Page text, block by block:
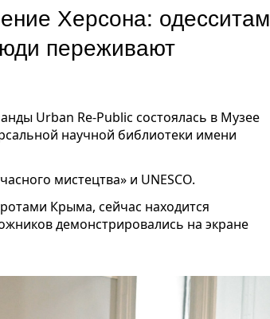
Херсона: одесситам
переживают
Urban Re-Public состоялась в Музее
научной библиотеки имени
мистецтва» и UNESCO.
Крыма, сейчас находится
демонстрировались на экране